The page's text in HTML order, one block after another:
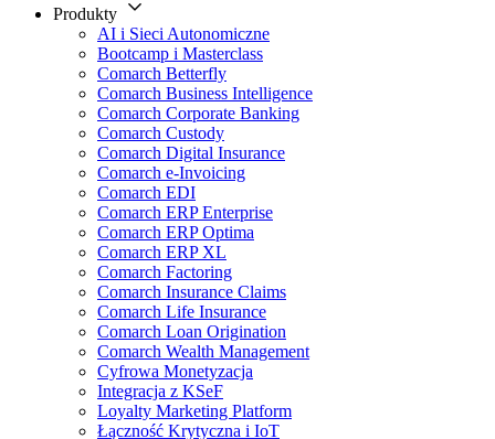
Produkty
AI i Sieci Autonomiczne
Bootcamp i Masterclass
Comarch Betterfly
Comarch Business Intelligence
Comarch Corporate Banking
Comarch Custody
Comarch Digital Insurance
Comarch e-Invoicing
Comarch EDI
Comarch ERP Enterprise
Comarch ERP Optima
Comarch ERP XL
Comarch Factoring
Comarch Insurance Claims
Comarch Life Insurance
Comarch Loan Origination
Comarch Wealth Management
Cyfrowa Monetyzacja
Integracja z KSeF
Loyalty Marketing Platform
Łączność Krytyczna i IoT